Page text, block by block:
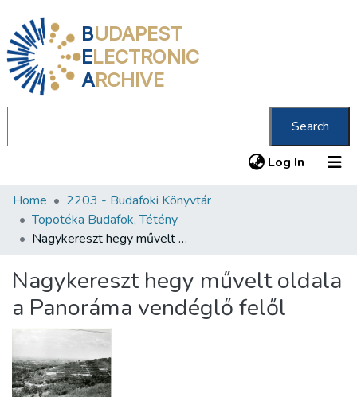
BUDAPEST
ELECTRONIC
ARCHIVE
Search
Log In (current)
Communities & Collections
All of DSpace
About us
Home
2203 - Budafoki Könyvtár
Topotéka Budafok, Tétény
Nagykereszt hegy művelt oldala a Panoráma vendéglő felől
Nagykereszt hegy művelt oldala
a Panoráma vendéglő felől